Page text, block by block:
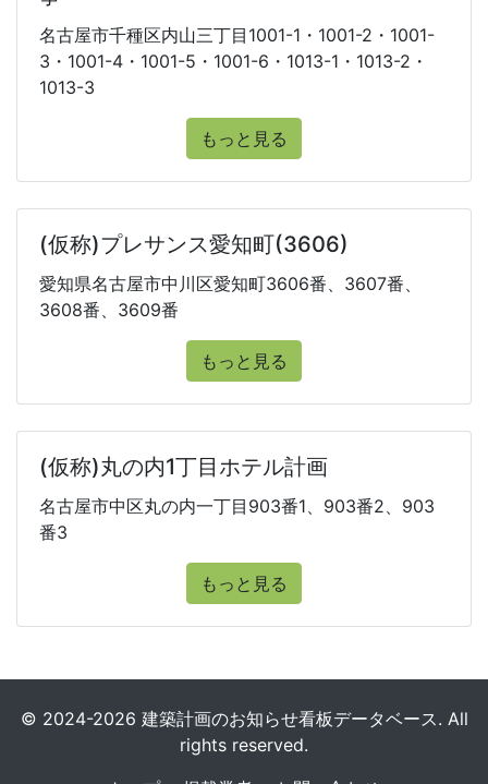
名古屋市千種区内山三丁目1001-1・1001-2・1001-
3・1001-4・1001-5・1001-6・1013-1・1013-2・
1013-3
もっと見る
(仮称)プレサンス愛知町(3606)
愛知県名古屋市中川区愛知町3606番、3607番、
3608番、3609番
もっと見る
(仮称)丸の内1丁目ホテル計画
名古屋市中区丸の内一丁目903番1、903番2、903
番3
もっと見る
© 2024-2026 建築計画のお知らせ看板データベース. All
rights reserved.